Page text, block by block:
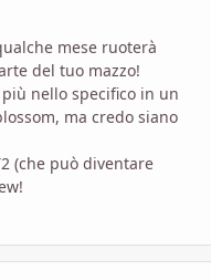
mese ruoterà
del tuo mazzo!
nello specifico in un
ma credo siano
(che può diventare